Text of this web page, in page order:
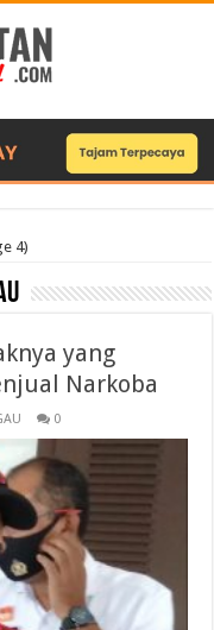
4)
yang
Narkoba
0